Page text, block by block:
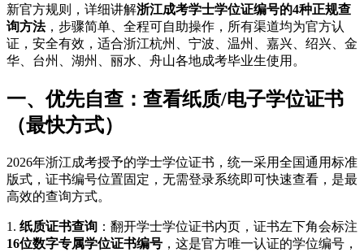
新官方规则，详细讲解浙江成考学士学位证编号的4种正规查
询方法，步骤简单、全程可自助操作，所有渠道均为官方认
证，安全有效，适合浙江杭州、宁波、温州、嘉兴、绍兴、金
华、台州、湖州、丽水、舟山各地成考毕业生使用。
一、优先自查：查看纸质/电子学位证书
（最快方式）
2026年浙江成考授予的学士学位证书，统一采用全国通用标准
版式，证书编号位置固定，无需登录系统即可快速查看，是最
高效的查询方式。
1. 纸质证书查询 ：翻开学士学位证书内页，证书左下角会标注
16位数字专属学位证书编号 ，这是官方唯一认证的学位编号，